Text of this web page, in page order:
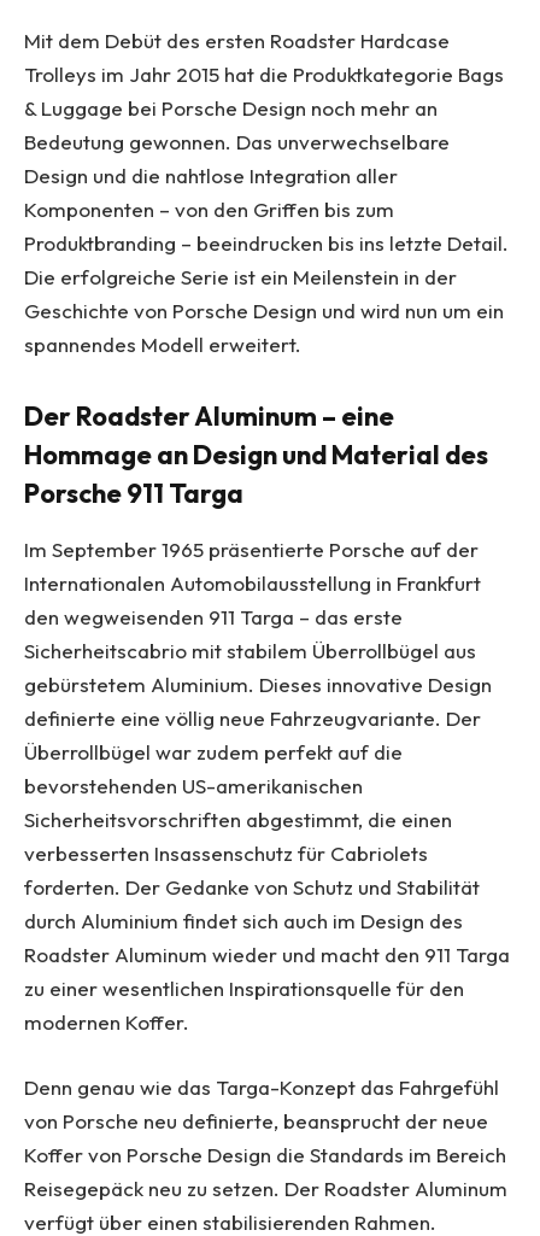
Mit dem Debüt des ersten Roadster Hardcase
Trolleys im Jahr 2015 hat die Produktkategorie Bags
& Luggage bei Porsche Design noch mehr an
Bedeutung gewonnen. Das unverwechselbare
Design und die nahtlose Integration aller
Komponenten – von den Griffen bis zum
Produktbranding – beeindrucken bis ins letzte Detail.
Die erfolgreiche Serie ist ein Meilenstein in der
Geschichte von Porsche Design und wird nun um ein
spannendes Modell erweitert.
Der Roadster Aluminum – eine
Hommage an Design und Material des
Porsche 911 Targa
Im September 1965 präsentierte Porsche auf der
Internationalen Automobilausstellung in Frankfurt
den wegweisenden 911 Targa – das erste
Sicherheitscabrio mit stabilem Überrollbügel aus
gebürstetem Aluminium. Dieses innovative Design
definierte eine völlig neue Fahrzeugvariante. Der
Überrollbügel war zudem perfekt auf die
bevorstehenden US-amerikanischen
Sicherheitsvorschriften abgestimmt, die einen
verbesserten Insassenschutz für Cabriolets
forderten. Der Gedanke von Schutz und Stabilität
durch Aluminium findet sich auch im Design des
Roadster Aluminum wieder und macht den 911 Targa
zu einer wesentlichen Inspirationsquelle für den
modernen Koffer.
Denn genau wie das Targa-Konzept das Fahrgefühl
von Porsche neu definierte, beansprucht der neue
Koffer von Porsche Design die Standards im Bereich
Reisegepäck neu zu setzen. Der Roadster Aluminum
verfügt über einen stabilisierenden Rahmen.